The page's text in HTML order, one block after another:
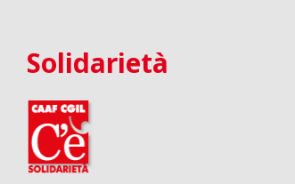
Solidarietà